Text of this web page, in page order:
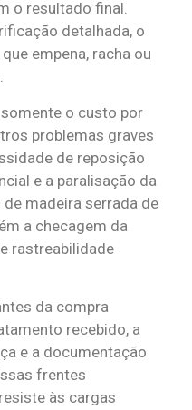
o resultado final.
detalhada, o
empena, racha ou
o custo por
problemas graves
de reposição
e a paralisação da
madeira serrada de
a checagem da
rastreabilidade
da compra
recebido, a
e a documentação
frentes
às cargas